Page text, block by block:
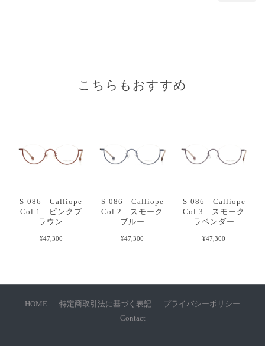
こちらもおすすめ
S-086 Calliope
Col.1 ピンクブ
ラウン
¥47,300
S-086 Calliope
Col.2 スモーク
ブルー
¥47,300
S-086 Calliope
Col.3 スモーク
ラベンダー
¥47,300
HOME 特定商取引法に基づく表記
プライバシーポリシー
Contact